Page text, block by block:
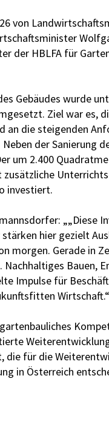
von
der HBLFA für
Gebäudes wurde
Ziel war es,
an die steigenden
der Sanierung
um 2.400
investiert.
„„Diese
hier gezielt
morgen. Gerade in
Bauen,
Impulse für
Wirtschaft.“
für die
in Österreich